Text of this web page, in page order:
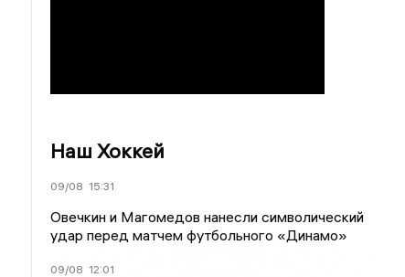
Наш Хоккей
09/08 15:31
Овечкин и Магомедов нанесли символический
удар перед матчем футбольного «Динамо»
09/08 12:01